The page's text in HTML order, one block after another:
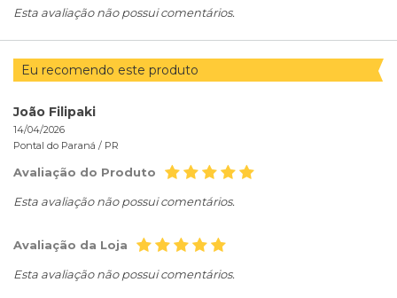
Esta avaliação não possui comentários.
Eu recomendo este produto
João Filipaki
14/04/2026
Pontal do Paraná / PR
Avaliação do Produto
Esta avaliação não possui comentários.
Avaliação da Loja
Esta avaliação não possui comentários.